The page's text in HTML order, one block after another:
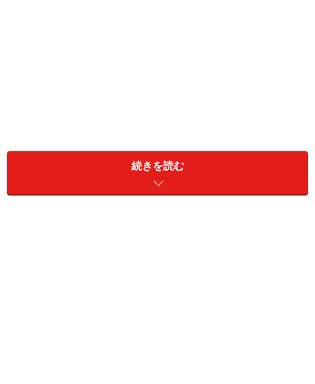
Webサイトを開くだけで自動的に拡張機能が動作す
続きを読む